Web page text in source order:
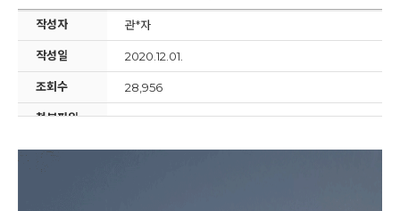
작성자 관*자
작성일 2020.12.01.
조회수 28,956
첨부파일